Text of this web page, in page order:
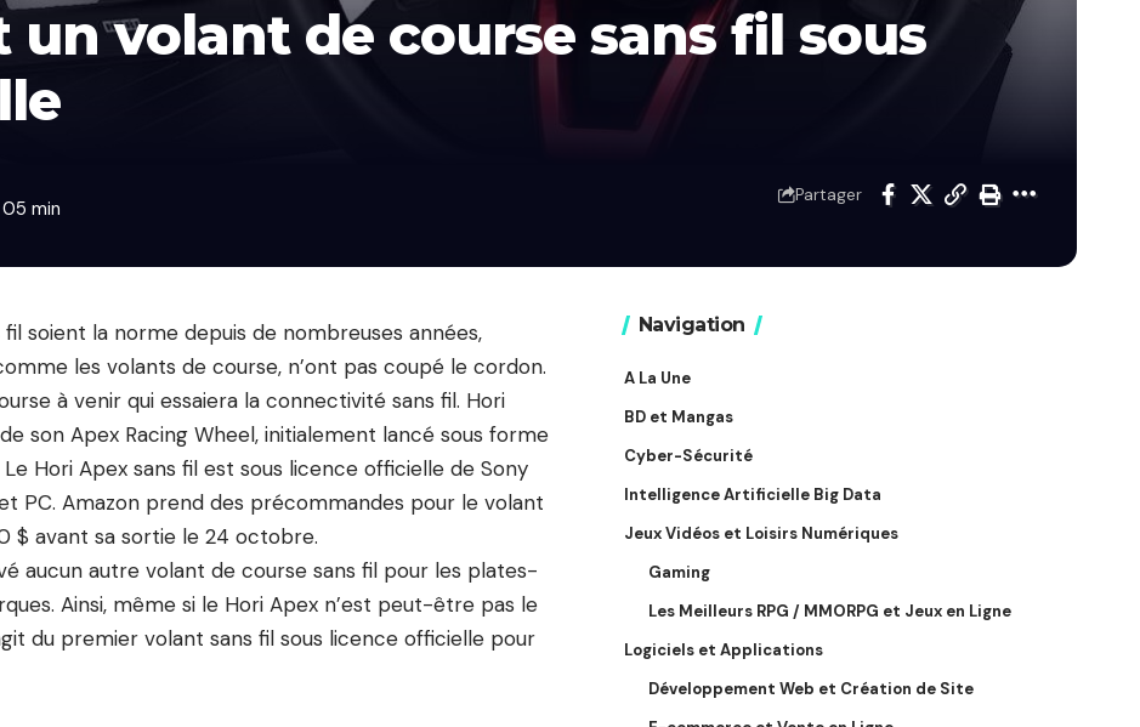
un volant de course sans fil sous
min
Partager
soient la norme depuis de nombreuses années,
les volants de course, n’ont pas coupé le cordon.
à venir qui essaiera la connectivité sans fil. Hori
son Apex Racing Wheel, initialement lancé sous forme
Hori Apex sans fil est sous licence officielle de Sony
PC. Amazon prend des précommandes pour le volant
$ avant sa sortie le 24 octobre.
aucun autre volant de course sans fil pour les plates-
Ainsi, même si le Hori Apex n’est peut-être pas le
du premier volant sans fil sous licence officielle pour
Navigation
A La Une
BD et Mangas
Cyber-Sécurité
Intelligence Artificielle Big Data
Jeux Vidéos et Loisirs Numériques
Gaming
Les Meilleurs RPG / MMORPG et Jeux en Ligne
Logiciels et Applications
Développement Web et Création de Site